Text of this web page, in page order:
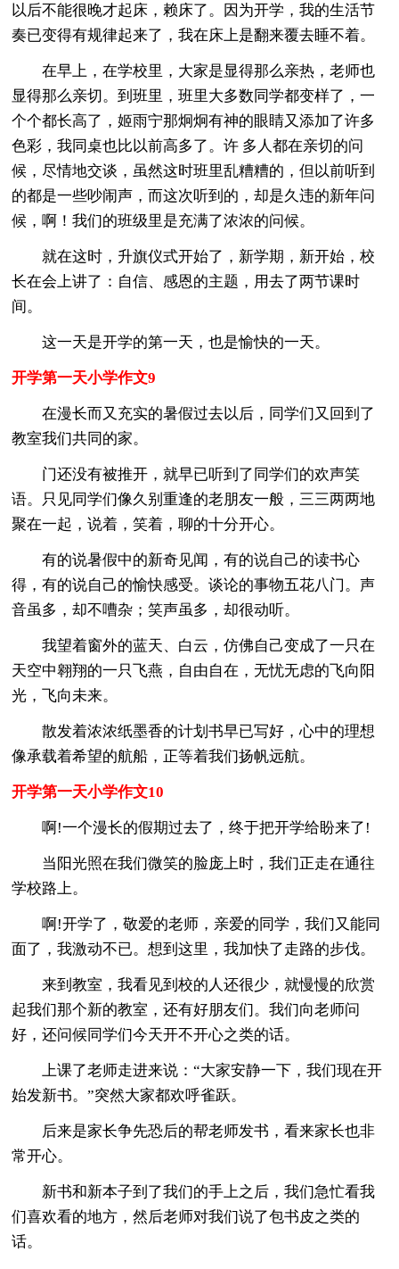
以后不能很晚才起床，赖床了。因为开学，我的生活节
奏已变得有规律起来了，我在床上是翻来覆去睡不着。
在早上，在学校里，大家是显得那么亲热，老师也
显得那么亲切。到班里，班里大多数同学都变样了，一
个个都长高了，姬雨宁那炯炯有神的眼睛又添加了许多
色彩，我同桌也比以前高多了。许 多人都在亲切的问
候，尽情地交谈，虽然这时班里乱糟糟的，但以前听到
的都是一些吵闹声，而这次听到的，却是久违的新年问
候，啊！我们的班级里是充满了浓浓的问候。
就在这时，升旗仪式开始了，新学期，新开始，校
长在会上讲了：自信、感恩的主题，用去了两节课时
间。
这一天是开学的第一天，也是愉快的一天。
开学第一天小学作文9
在漫长而又充实的暑假过去以后，同学们又回到了
教室我们共同的家。
门还没有被推开，就早已听到了同学们的欢声笑
语。只见同学们像久别重逢的老朋友一般，三三两两地
聚在一起，说着，笑着，聊的十分开心。
有的说暑假中的新奇见闻，有的说自己的读书心
得，有的说自己的愉快感受。谈论的事物五花八门。声
音虽多，却不嘈杂；笑声虽多，却很动听。
我望着窗外的蓝天、白云，仿佛自己变成了一只在
天空中翱翔的一只飞燕，自由自在，无忧无虑的飞向阳
光，飞向未来。
散发着浓浓纸墨香的计划书早已写好，心中的理想
像承载着希望的航船，正等着我们扬帆远航。
开学第一天小学作文10
啊!一个漫长的假期过去了，终于把开学给盼来了!
当阳光照在我们微笑的脸庞上时，我们正走在通往
学校路上。
啊!开学了，敬爱的老师，亲爱的同学，我们又能同
面了，我激动不已。想到这里，我加快了走路的步伐。
来到教室，我看见到校的人还很少，就慢慢的欣赏
起我们那个新的教室，还有好朋友们。我们向老师问
好，还问候同学们今天开不开心之类的话。
上课了老师走进来说：“大家安静一下，我们现在开
始发新书。”突然大家都欢呼雀跃。
后来是家长争先恐后的帮老师发书，看来家长也非
常开心。
新书和新本子到了我们的手上之后，我们急忙看我
们喜欢看的地方，然后老师对我们说了包书皮之类的
话。